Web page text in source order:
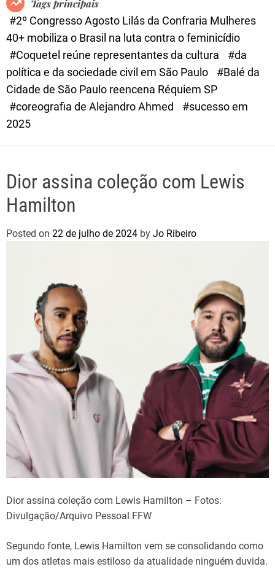
e
Tags principais
#2º Congresso Agosto Lilás da Confraria Mulheres
40+ mobiliza o Brasil na luta contra o feminicídio
#Coquetel reúne representantes da cultura
#da
política e da sociedade civil em São Paulo
#Balé da
Cidade de São Paulo reencena Réquiem SP
#coreografia de Alejandro Ahmed
#sucesso em
2025
Dior assina coleção com Lewis
Hamilton
Posted on 22 de julho de 2024 by Jo Ribeiro
Dior assina coleção com Lewis Hamilton – Fotos:
Divulgação/Arquivo Pessoal FFW
Segundo fonte, Lewis Hamilton vem se consolidando como
um dos atletas mais estiloso da atualidade ninguém duvida.